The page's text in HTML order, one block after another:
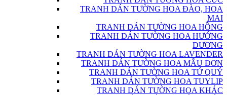
TRANH DÁN TƯỜNG HOA ĐÀO, HOA
MAI
TRANH DÁN TƯỜNG HOA HỒNG
TRANH DÁN TƯỜNG HOA HƯỚNG
DƯƠNG
TRANH DÁN TƯỜNG HOA LAVENDER
TRANH DÁN TƯỜNG HOA MẪU ĐƠN
TRANH DÁN TƯỜNG HOA TỨ QUÝ
TRANH DÁN TƯỜNG HOA TUYLIP
TRANH DÁN TƯỜNG HOA KHÁC